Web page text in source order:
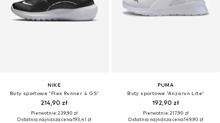
NIKE
Buty sportowe 'Flex Runner 4 GS'
214,90 zł
Pierwotnie: 239,90 zł
Ostatnia najniższa cena:193,41 zł
PUMA
Buty sportowe 'Anzarun Lite'
192,90 zł
Pierwotnie: 217,90 zł
Ostatnia najniższa cena:149,90 zł